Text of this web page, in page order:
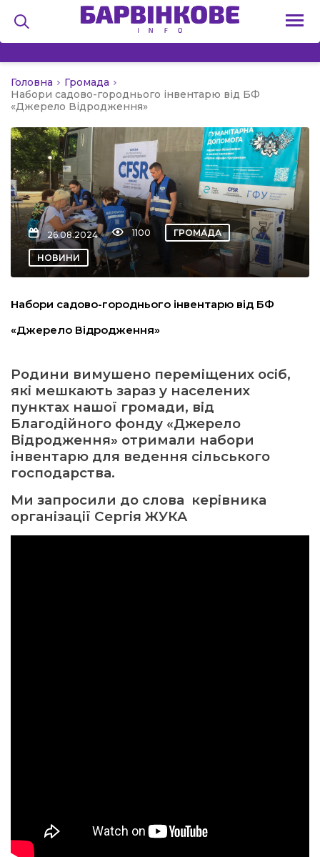
Головна
Громада
Набори садово-городнього інвентарю від БФ
«Джерело Відродження»
26.08.2024 1100 ГРОМАДА
НОВИНИ
Набори садово-городнього інвентарю від БФ
«Джерело Відродження»
Родини вимушено переміщених осіб,
які мешкають зараз у населених
пунктах нашої громади, від
Благодійного фонду «Джерело
Відродження» отримали набори
інвентарю для ведення сільського
господарства.
Ми запросили до слова керівника
організації Сергія ЖУКА